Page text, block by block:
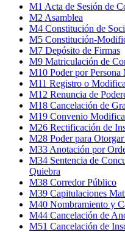
M1 Acta de Sesión de
M2 Asamblea
M4 Constitución de
M5 Constitución-
M7 Depósito de Firmas
M9 Matriculación de
M10 Poder por Persona
M11 Registro o
M12 Renuncia de
M18 Cancelación de
M19 Convenio
M26 Rectificación de
M28 Poder para
M33 Anotación por
M34 Sentencia de
Quiebra
M38 Corredor Público
M39 Capitulaciones
M40 Nombramiento y
M44 Cancelación de
M51 Cancelación de